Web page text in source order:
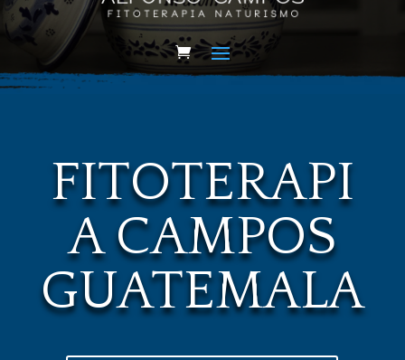
FITOTERAPI
A CAMPOS
GUATEMALA